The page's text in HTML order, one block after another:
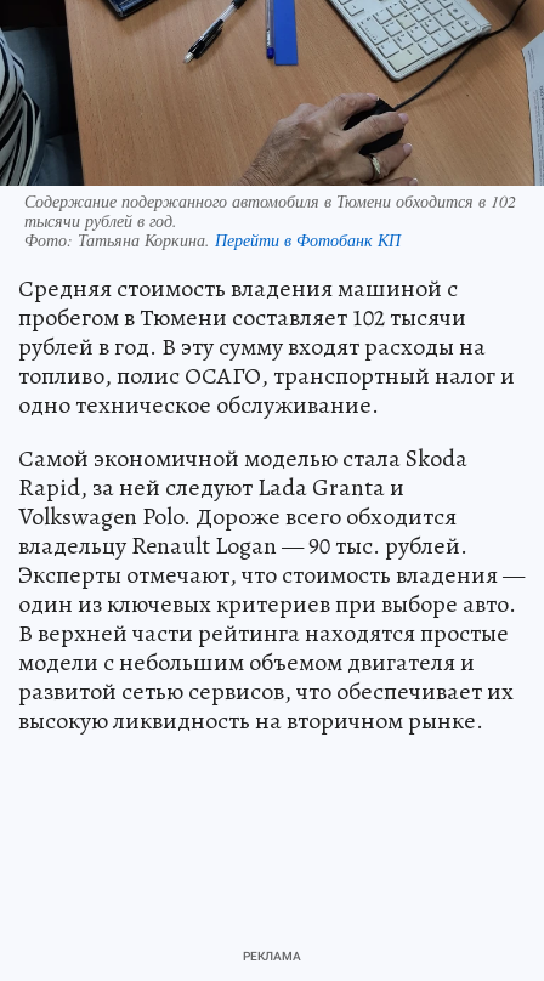
Содержание подержанного автомобиля в Тюмени обходится в 102
тысячи рублей в год.
Фото: Татьяна Коркина. Перейти в Фотобанк КП
Средняя стоимость владения машиной с
пробегом в Тюмени составляет 102 тысячи
рублей в год. В эту сумму входят расходы на
топливо, полис ОСАГО, транспортный налог и
одно техническое обслуживание.
Самой экономичной моделью стала Skoda
Rapid, за ней следуют Lada Granta и
Volkswagen Polo. Дороже всего обходится
владельцу Renault Logan — 90 тыс. рублей.
Эксперты отмечают, что стоимость владения —
один из ключевых критериев при выборе авто.
В верхней части рейтинга находятся простые
модели с небольшим объемом двигателя и
развитой сетью сервисов, что обеспечивает их
высокую ликвидность на вторичном рынке.